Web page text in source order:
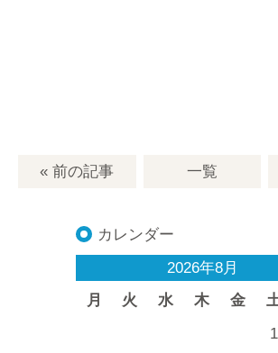
« 前の記事 一覧
カレンダー
2026年8月
月
火 水 木 金
1